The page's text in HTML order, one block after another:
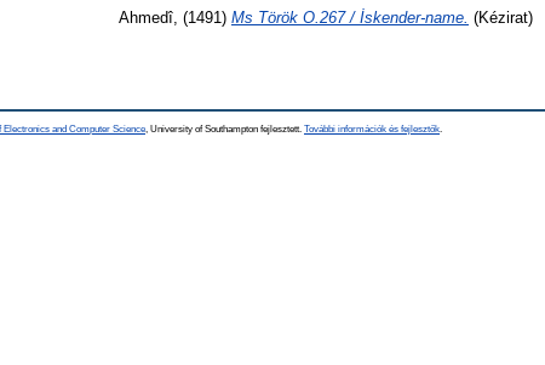
Ahmedî, (1491) Ms Török O.267 / İskender-name. (Kézirat)
Electronics and Computer Science , University of Southampton fejlesztett. További információk és fejlesztők